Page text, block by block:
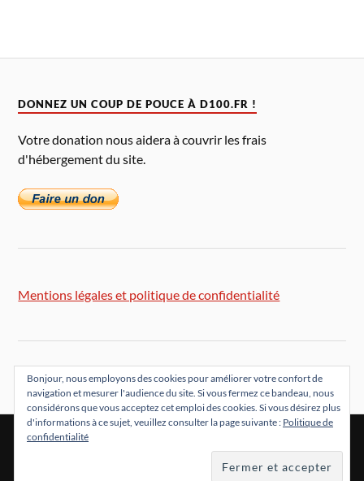
DONNEZ UN COUP DE POUCE À D100.FR !
Votre donation nous aidera à couvrir les frais
d'hébergement du site.
Mentions légales et politique de confidentialité
WORDPRESS & THÈME PAR
ANDERS NORÉN
Bonjour, nous employons des cookies pour améliorer votre confort de
navigation et mesurer l'audience du site. Si vous fermez ce bandeau, nous
considérons que vous acceptez cet emploi des cookies. Si vous désirez plus
d'informations à ce sujet, veuillez consulter la page suivante : Politique de
confidentialité